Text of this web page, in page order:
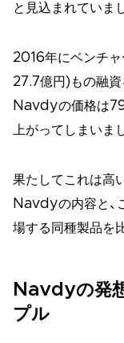
と見込まれていま
2016年にベンチ
27.7億円)もの融資
Navdyの価格は
上がってしまいま
果たしてこれは高
Navdyの内容と、
場する同種製品を
Navdyの発
プル